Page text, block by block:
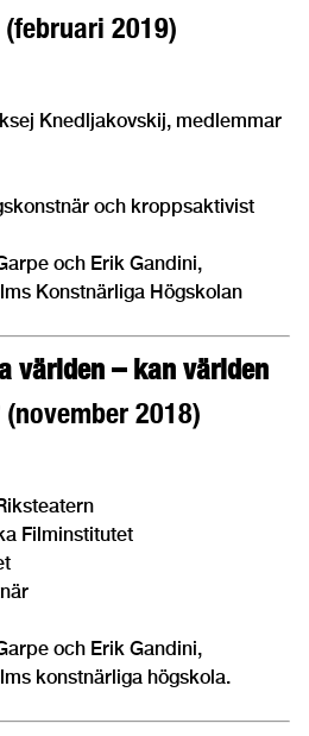
(februari 2019)
Knedljakovskij, medlemmar
och kroppsaktivist
och Erik Gandini,
Konstnärliga Högskolan
världen – kan världen
(november 2018)
Filminstitutet
och Erik Gandini,
konstnärliga högskola.